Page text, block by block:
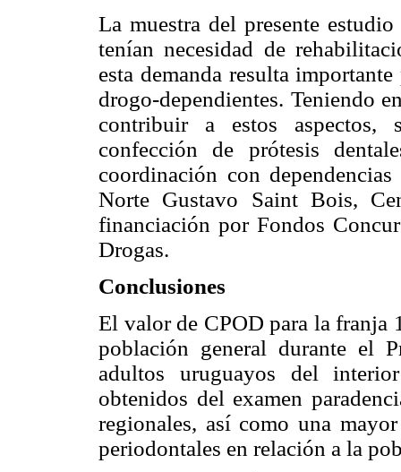
La muestra del presente
tenían necesidad de
esta demanda resulta
drogo-dependientes. Teniendo
contribuir a estos
confección de prótesis
coordinación con
Norte Gustavo Saint Bois,
financiación por Fondos
Drogas.
Conclusiones
El valor de CPOD para la franja
población general durante el
adultos uruguayos del
obtenidos del examen
regionales, así como una
periodontales en relación a la